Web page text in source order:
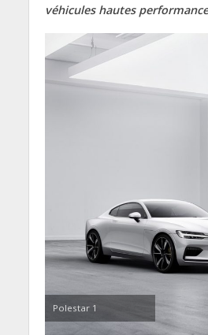
véhicules hautes
Polestar 1